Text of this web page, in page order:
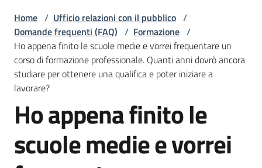
pubblico
Novità
Servizi
dell'Urp
Home / Ufficio relazioni con il pubblico /
Domande frequenti (FAQ) / Formazione /
Ho appena finito le scuole medie e vorrei frequentare un
corso di formazione professionale. Quanti anni dovrò ancora
studiare per ottenere una qualifica e poter iniziare a
lavorare?
Salta al contenuto
Ho appena finito le
scuole medie e vorrei